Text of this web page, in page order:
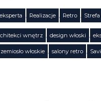
, Realizacje , Retro ,
wnętrz , design włoski ,
włoskie , salony retro ,